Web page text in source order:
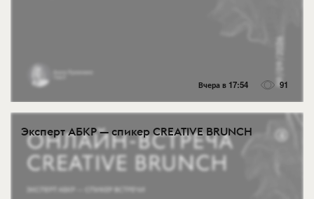
Вчера в 17:54 91
Эксперт АБКР — спикер CREATIVE BRUNCH